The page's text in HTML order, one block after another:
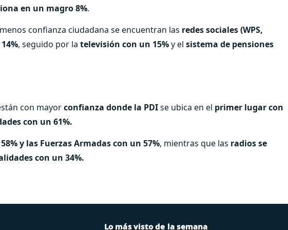
en un magro 8%.
confianza ciudadana se encuentran las redes sociales (WPS,
, seguido por la televisión con un 15%y el sistema de pensiones
con mayorconfianza donde la PDIse ubica en el primer lugar con
con un 61%.
y las Fuerzas Armadas con un 57%, mientras que las radios se
con un 34%.
Lo más visto de la semana